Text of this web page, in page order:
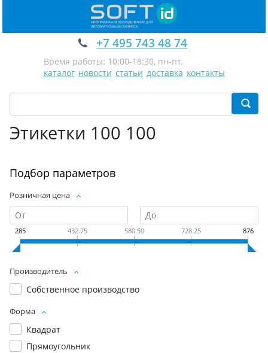
+7 495 743 48 74
Время работы: 10:00-18:30, пн-пт.
каталог новости статьи доставка контакты
Этикетки 100 100
Подбор параметров
Розничная цена
285 432.75 580.50 728.25 876
Производитель
Собственное производство
Форма
Квадрат
Прямоугольник